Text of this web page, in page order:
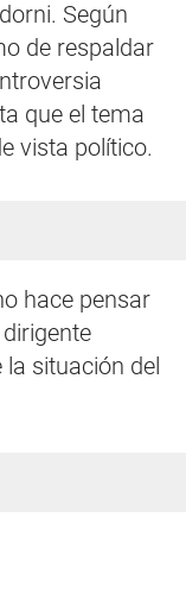
Según
de respaldar
que el tema
vista político.
hace pensar
situación del